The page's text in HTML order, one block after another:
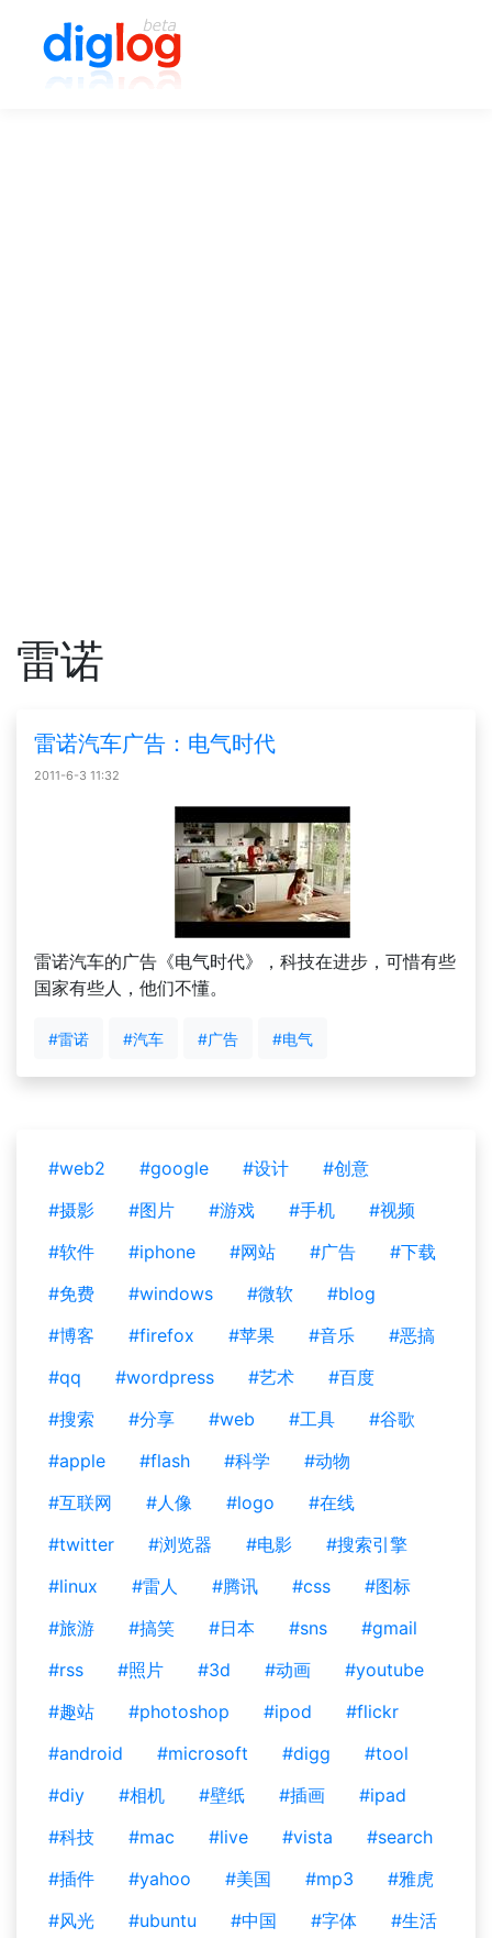
雷诺
雷诺汽车广告：电气时代
2011-6-3 11:32
雷诺汽车的广告《电气时代》，科技在进步，可惜有些
国家有些人，他们不懂。
#雷诺 #汽车 #广告 #电气
#web2 #google #设计
#创意
#摄影
#图片 #游戏 #手机
#视频
#软件
#iphone #网站 #广告
#下载
#免费
#windows #微软
#blog
#博客
#firefox #苹果 #音乐
#恶搞
#qq
#wordpress #艺术
#百度
#搜索
#分享 #web #工具
#谷歌
#apple
#flash #科学
#动物
#互联网
#人像 #logo
#在线
#twitter
#浏览器 #电影
#搜索引擎
#linux
#雷人 #腾讯 #css
#图标
#旅游
#搞笑 #日本 #sns
#gmail
#rss
#照片 #3d #动画
#youtube
#趣站
#photoshop #ipod
#flickr
#android
#microsoft #digg
#tool
#diy
#相机 #壁纸 #插画
#ipad
#科技
#mac #live #vista
#search
#插件
#yahoo #美国 #mp3
#雅虎
#风光
#ubuntu #中国 #字体
#生活